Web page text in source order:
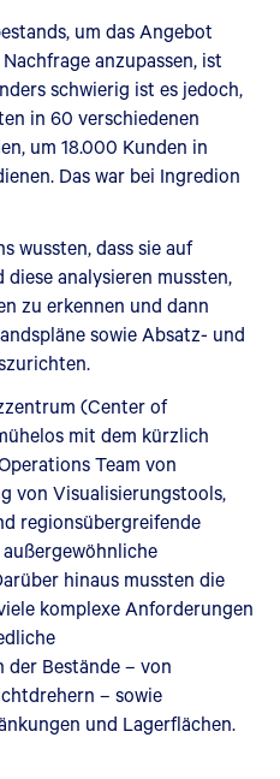
um das Angebot
anzupassen, ist
schwierig ist es jedoch,
in 60 verschiedenen
um 18.000 Kunden in
Das war bei Ingredion
wussten, dass sie auf
analysieren mussten,
zu erkennen und dann
sowie Absatz- und
(Center of
mit dem kürzlich
Team von
von Visualisierungstools,
regionsübergreifende
hinaus mussten die
komplexe Anforderungen
der Bestände – von
– sowie
und Lagerflächen.